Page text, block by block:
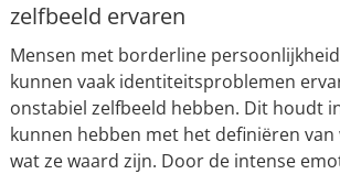
zelfbeeld ervaren
Mensen met borderline
kunnen vaak identiteitsproblemen
onstabiel zelfbeeld hebben. Dit houdt
kunnen hebben met het definiëren van
wat ze waard zijn. Door de intense